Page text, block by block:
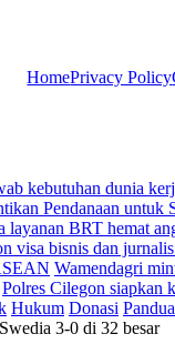
HomePrivacy Policy
kebutuhan dunia
Pendanaan
layanan BRT hemat
visa bisnis dan
Wamendagri
Polres Cilegon siapkan
Hukum Donasi
3-0 di 32 besar